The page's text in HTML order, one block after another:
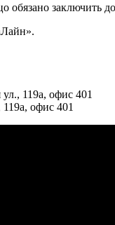
обязано
119а, офис 401
офис 401